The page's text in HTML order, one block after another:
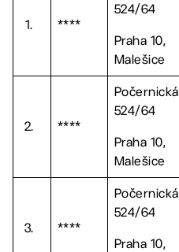
1. ****
524/64
Praha 10,
Malešice
2. ****
Počernická
524/64
Praha 10,
Malešice
3. ****
Počernická
524/64
Praha 10,